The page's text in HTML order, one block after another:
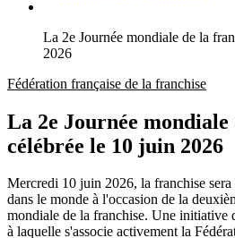
La 2e Journée mondiale de la
2026
Fédération française de la franchise
La 2e Journée
célébrée le 10 juin 2026
Mercredi 10 juin 2026, la franchise
dans le monde à l'occasion de la
mondiale de la franchise. Une initiative
à laquelle s'associe activement la